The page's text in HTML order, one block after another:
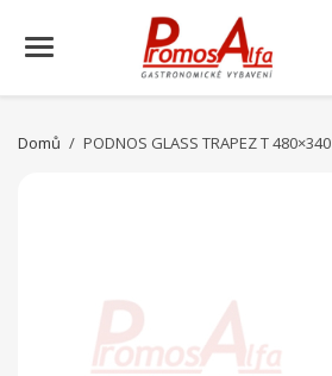
Domů PODNOS GLASS TRAPEZ T 480×340